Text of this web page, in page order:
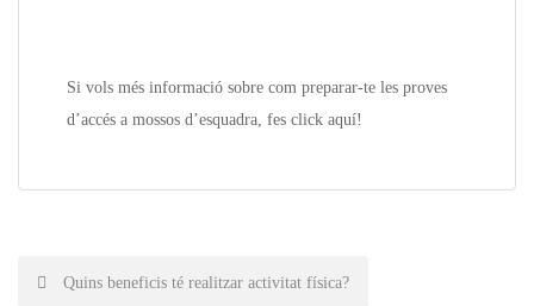
Si vols més informació sobre com preparar-te les proves
d’accés a mossos d’esquadra, fes click aquí!
PostQuins beneficis té realitzar activitat física?